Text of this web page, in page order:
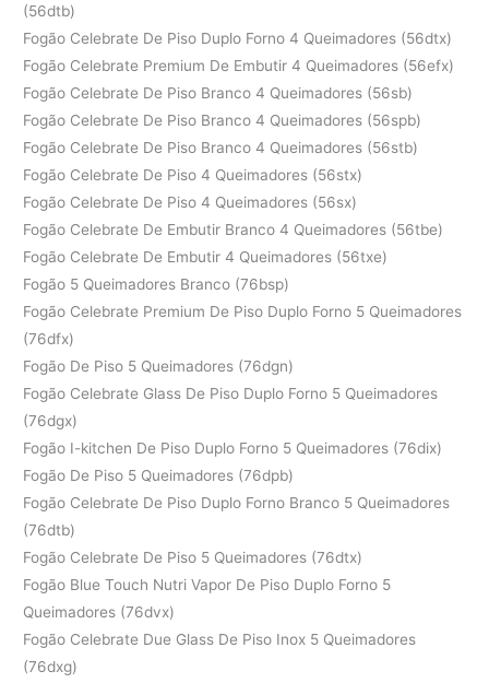
(56dtb)
Fogão Celebrate De Piso Duplo Forno 4 Queimadores (56dtx)
Fogão Celebrate Premium De Embutir 4 Queimadores (56efx)
Fogão Celebrate De Piso Branco 4 Queimadores (56sb)
Fogão Celebrate De Piso Branco 4 Queimadores (56spb)
Fogão Celebrate De Piso Branco 4 Queimadores (56stb)
Fogão Celebrate De Piso 4 Queimadores (56stx)
Fogão Celebrate De Piso 4 Queimadores (56sx)
Fogão Celebrate De Embutir Branco 4 Queimadores (56tbe)
Fogão Celebrate De Embutir 4 Queimadores (56txe)
Fogão 5 Queimadores Branco (76bsp)
Fogão Celebrate Premium De Piso Duplo Forno 5 Queimadores
(76dfx)
Fogão De Piso 5 Queimadores (76dgn)
Fogão Celebrate Glass De Piso Duplo Forno 5 Queimadores
(76dgx)
Fogão I-kitchen De Piso Duplo Forno 5 Queimadores (76dix)
Fogão De Piso 5 Queimadores (76dpb)
Fogão Celebrate De Piso Duplo Forno Branco 5 Queimadores
(76dtb)
Fogão Celebrate De Piso 5 Queimadores (76dtx)
Fogão Blue Touch Nutri Vapor De Piso Duplo Forno 5
Queimadores (76dvx)
Fogão Celebrate Due Glass De Piso Inox 5 Queimadores
(76dxg)